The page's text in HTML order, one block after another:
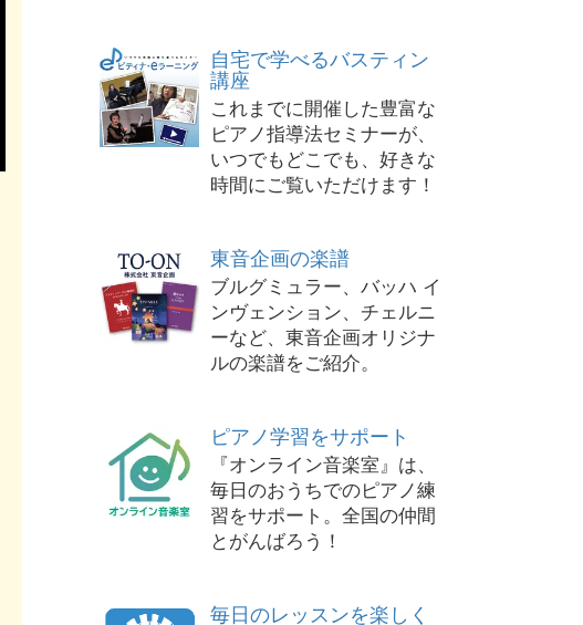
自宅で学べるバスティン
講座
これまでに開催した豊富な
ピアノ指導法セミナーが、
いつでもどこでも、好きな
時間にご覧いただけます！
東音企画の楽譜
ブルグミュラー、バッハ イ
ンヴェンション、チェルニ
ーなど、東音企画オリジナ
ルの楽譜をご紹介。
ピアノ学習をサポート
『オンライン音楽室』は、
毎日のおうちでのピアノ練
習をサポート。全国の仲間
とがんばろう！
毎日のレッスンを楽しく